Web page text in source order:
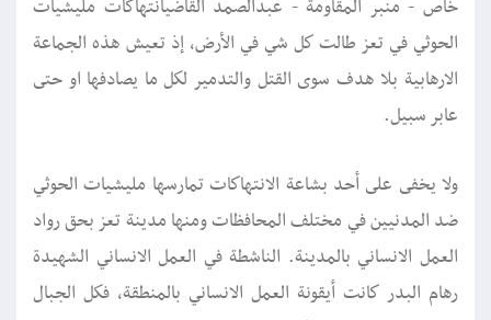
خاص - منبر المقاومة - عبدالصمد القاضيانتهاكات مليشيات
الحوثي في تعز طالت كل شي في الأرض، إذ تعيش هذه الجماعة
الارهابية بلا هدف سوى القتل والتدمير لكل ما يصادفها او حتى
عابر سبيل.
ولا يخفى على أحد بشاعة الانتهاكات تمارسها مليشيات الحوثي
ضد المدنيين في مختلف المحافظات ومنها مدينة تعز بحق رواد
العمل الانساني بالمدينة. الناشطة في العمل الانساني الشهيدة
رهام البدر كانت أيقونة العمل الانساني بالمنطقة، فكل الجبال